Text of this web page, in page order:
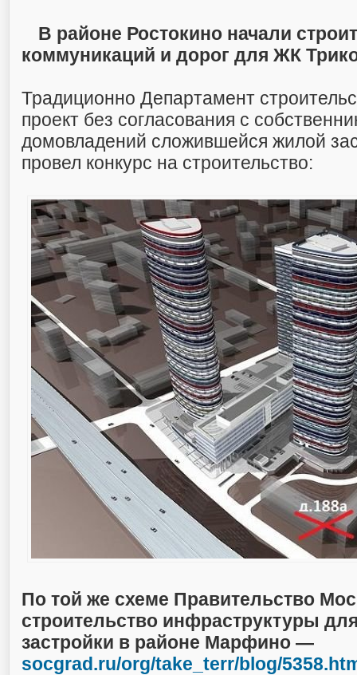
В районе Ростокино начали
коммуникаций и дорог для ЖК
Традиционно Департамент
проект без согласования с
домовладений сложившейся жилой
провел конкурс на строительство:
По той же схеме Правительство
строительство инфраструктуры
застройки в районе Марфино —
socgrad.ru/org/take_terr/blog/